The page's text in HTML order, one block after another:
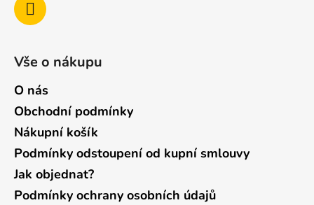
Vše o nákupu
O nás
Obchodní podmínky
Nákupní košík
Podmínky odstoupení od kupní smlouvy
Jak objednat?
Podmínky ochrany osobních údajů